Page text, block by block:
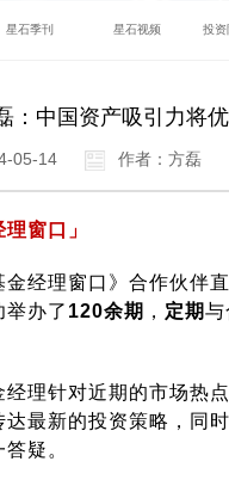
星石季刊 星石视频 投资
：中国资产吸引力将
05-14 作者：方磊
窗口」
金经理窗口》合作伙伴
举办了 120余期 ， 定期与
经理针对近期的市场热
达最新的投资策略，同
疑。